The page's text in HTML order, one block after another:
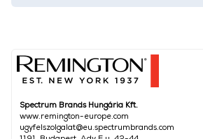
Spectrum Brands Hungária Kft.
www.remington-europe.com
ugyfelszolgalat@eu.spectrumbrands.com